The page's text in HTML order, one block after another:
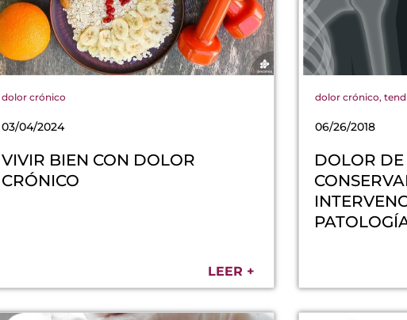
dolor crónico
03/04/2024
VIVIR BIEN CON DOLOR
CRÓNICO
LEER +
dolor crónico,
06/26/2018
DOLOR